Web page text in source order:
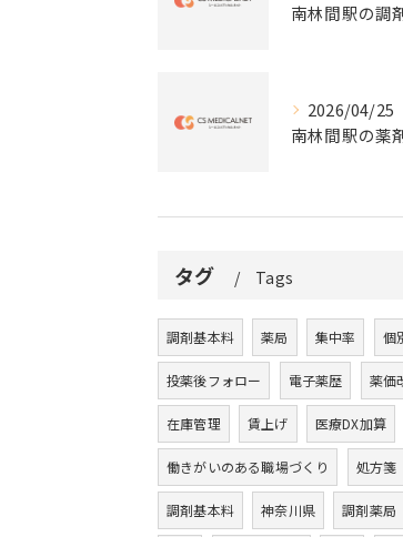
2026/04/25
タグ Tags
調剤基本料 薬局 集中率 個
投薬後フォロー 電子薬歴 薬価
在庫管理 賃上げ 医療DX加算
働きがいのある職場づくり 処方箋
調剤基本料 神奈川県 調剤薬局